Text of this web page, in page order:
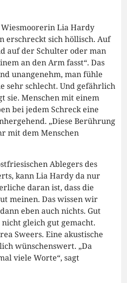
Lia Hardy
erschreckt sich höllisch. Auf
auf der Schulter oder man
an den Arm fasst“. Das
unangenehm, man fühle
sehr schlecht. Und gefährlich
sie. Menschen mit einem
bei jedem Schreck eine
„Diese Berührung
mit dem Menschen
Ablegers des
kann Lia Hardy da nur
daran ist, dass die
meinen. Das wissen wir
eben auch nichts. Gut
gleich gut gemacht.
Sweers. Eine akustische
wünschenswert. „Da
viele Worte“, sagt